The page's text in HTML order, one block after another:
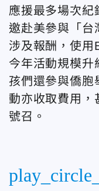
應援最多場次紀
邀赴美參與「台
涉及報酬，使用
今年活動規模升
孩們還參與僑胞
動亦收取費用，
號召。